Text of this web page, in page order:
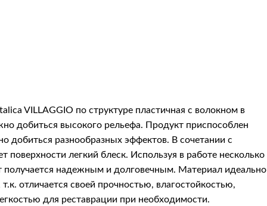
Italica VILLAGGIO по структуре пластичная с волокном в
добиться высокого рельефа. Продукт приспособлен
добиться разнообразных эффектов. В сочетании с
поверхности легкий блеск. Используя в работе несколько
получается надежным и долговечным. Материал идеально
отличается своей прочностью, влагостойкостью,
для реставрации при необходимости.